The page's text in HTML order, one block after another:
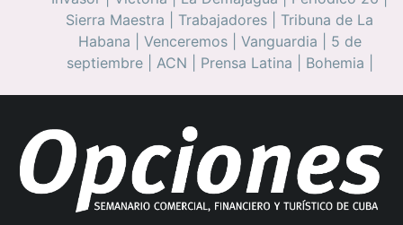
Sierra Maestra
Trabajadores
Tribuna de La
Habana
Venceremos| Vanguardia
5 de
septiembre| ACN Prensa Latina Bohemia